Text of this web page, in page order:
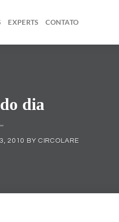
EXPERTS CONTATO
dia
2010 BY CIRCOLARE